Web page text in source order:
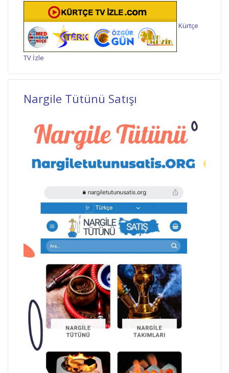
Kürtçe
TV İzle
Nargile Tütünü Satışı